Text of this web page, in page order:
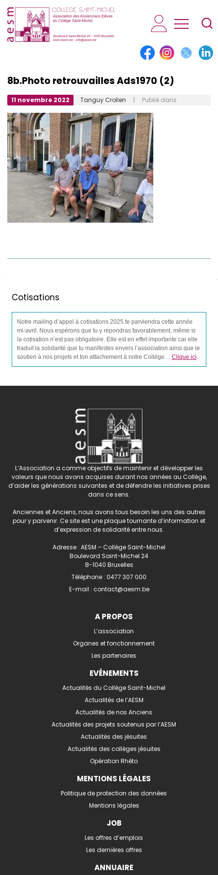
AESM...
8b.Photo retrouvailles Ads1970 (2)
11 novembre 2022 Tanguy Crollen | Publié dans
Cotisations
Notre mailing d’appel à cotisations 2025 te parviendra cette année
mi-avril. Nous espérons que tu y répondras favorablement, même si
la cotisation n’est pas obligatoire. Elle est en effet importante car elle
traduit la solidarité que tu manifestes envers l’association ainsi que le
soutien à nos projets et ton attachement à notre Collège… Clique ici.
L’Association a comme objectifs de maintenir et développer les
valeurs que nous avons acquises durant nos années au Collège,
d’aider les générations suivantes et de défendre les initiatives prises
dans ce sens.
Anciennes et Anciens, nous avons tous besoin les uns des autres
pour y parvenir. Ce site est une plaque tournante d’information et
d’expression de solidarité entre nous.
Adresse : AESM – Collège Saint-Michel
Boulevard Saint-Michel 24
B-1040 Bruxelles
Téléphone : 0477 307 000
E-mail : contact@aesm.be
A PROPOS
L’association
Organes et fonctionnement
Les partenaires
EVÉNEMENTS
Actualités du Collège Saint-Michel
Actualités de l’AESM
Actualités de nos Anciens
Actualités des projets soutenus par l’AESM
Actualités des jésuites
Actualités des collèges jésuites
Opération Rhéto
MENTIONS LÉGALES
Politique de protection des données
Mentions légales
JOB
Les offres d’emplois
Les dernières offres
ANNUAIRE